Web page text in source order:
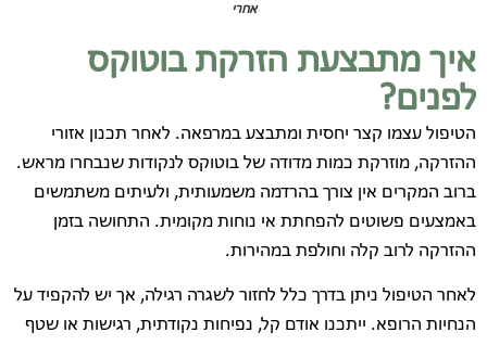
אחרי
איך מתבצעת הזרקת בוטוקס
לפנים?
הטיפול עצמו קצר יחסית ומתבצע במרפאה. לאחר תכנון אזורי
ההזרקה, מוזרקת כמות מדודה של בוטוקס לנקודות שנבחרו מראש.
ברוב המקרים אין צורך בהרדמה משמעותית, ולעיתים משתמשים
באמצעים פשוטים להפחתת אי נוחות מקומית. התחושה בזמן
ההזרקה לרוב קלה וחולפת במהירות.
לאחר הטיפול ניתן בדרך כלל לחזור לשגרה רגילה, אך יש להקפיד על
הנחיות הרופא. ייתכנו אודם קל, נפיחות נקודתית, רגישות או שטף